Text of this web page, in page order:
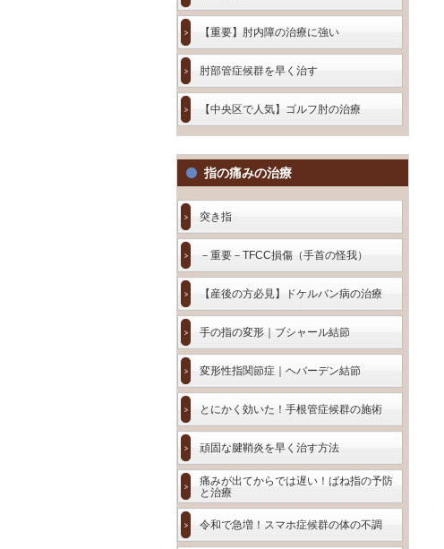
【重要】肘内障の治療に強い
肘部管症候群を早く治す
【中央区で人気】ゴルフ肘の治療
指の痛みの治療
突き指
－重要－TFCC損傷（手首の怪我）
【産後の方必見】ドケルバン病の治療
手の指の変形｜ブシャール結節
変形性指関節症｜ヘバーデン結節
とにかく効いた！手根管症候群の施術
頑固な腱鞘炎を早く治す方法
痛みが出てからでは遅い！ばね指の予防
と治療
令和で急増！スマホ症候群の体の不調